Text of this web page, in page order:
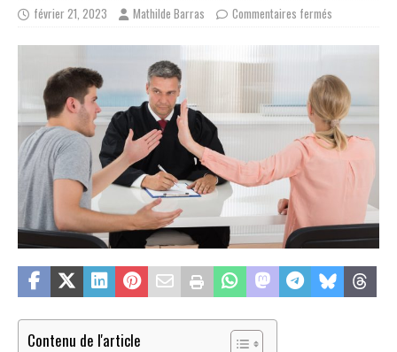
février 21, 2023 Mathilde Barras Commentaires fermés
Contenu de l'article